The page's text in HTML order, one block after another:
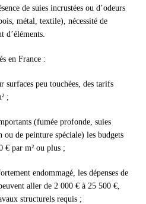
de suies incrustées ou d’odeurs
métal, textile), nécessité de
d’éléments.
en France :
surfaces peu touchées, des tarifs
;
(fumée profonde, suies
ou de peinture spéciale) les budgets
€ par m² ou plus ;
endommagé, les dépenses de
aller de 2 000 € à 25 500 €,
structurels requis ;